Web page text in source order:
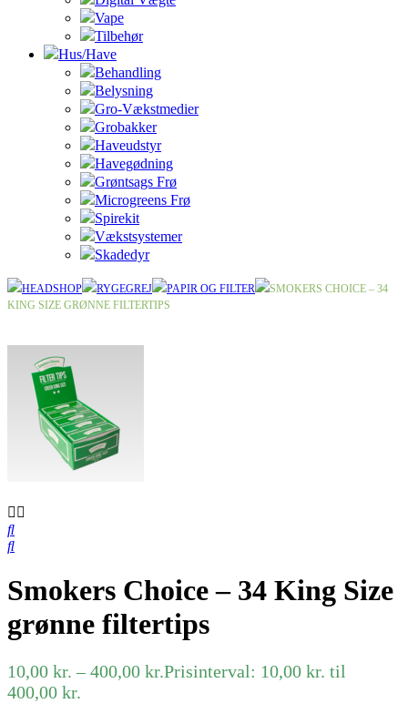
Vape
Tilbehør
Hus/Have
Behandling
Belysning
Gro-Vækstmedier
Grobakker
Haveudstyr
Havegødning
Grøntsags Frø
Microgreens Frø
Spirekit
Vækstsystemer
Skadedyr
HEADSHOP RYGEGREJ PAPIR OG FILTER
SMOKERS CHOICE – 34
KING SIZE GRØNNE FILTERTIPS
Smokers Choice – 34 King Size
grønne filtertips
10,00 kr. – 400,00 kr.Prisinterval: 10,00 kr. til
400,00 kr.